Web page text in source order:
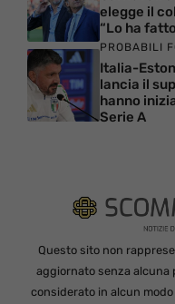
elegge il
“Lo ha
PROBABILI
Italia-
lancia il
hanno
Serie A
Questo sito non
aggiornato senza alcuna
considerato in alcun